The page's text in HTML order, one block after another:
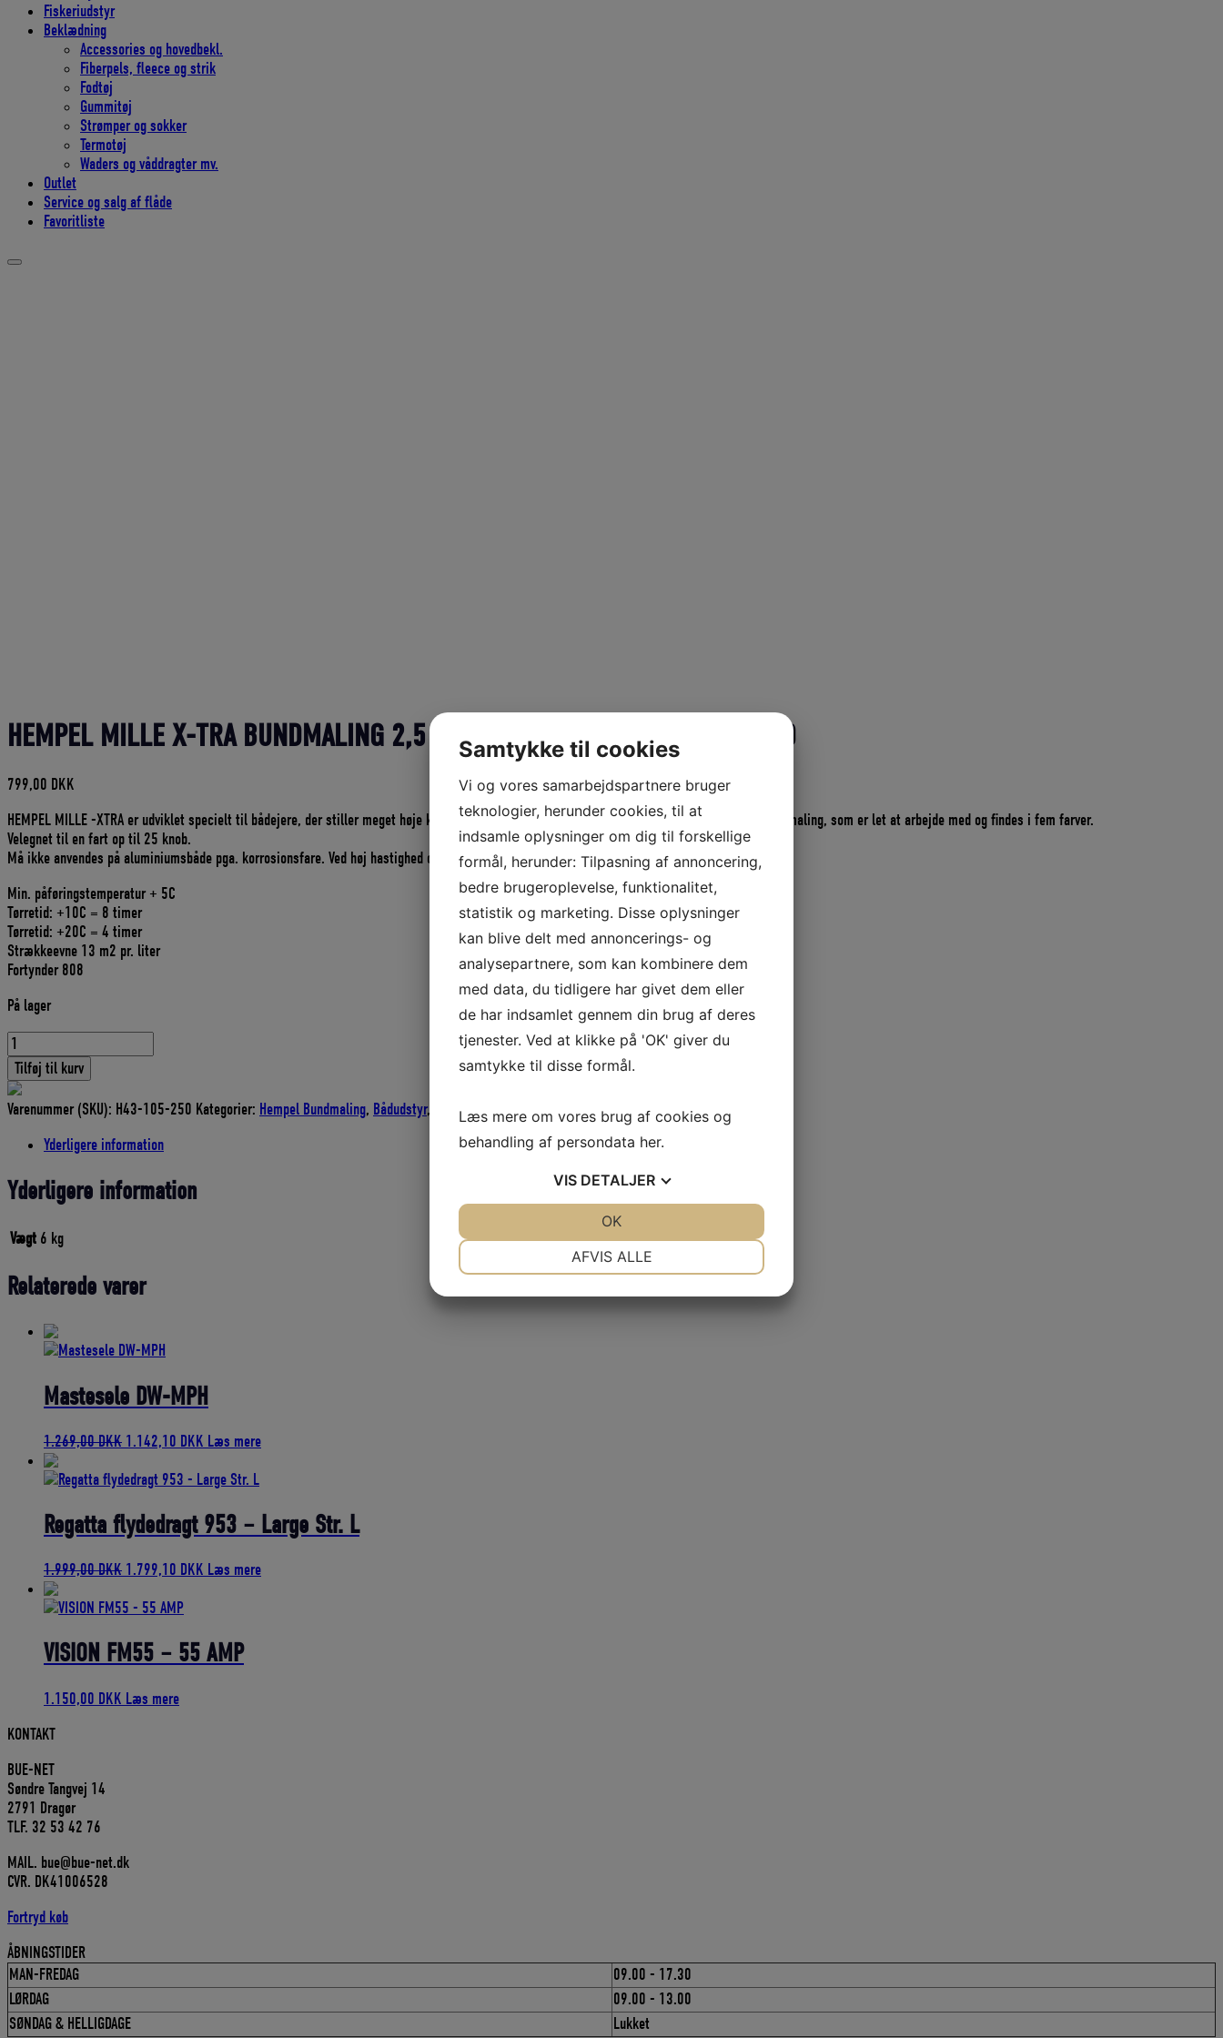
Fiskeriudstyr
Beklædning
Accessories og hovedbekl.
Fiberpels, fleece og strik
Fodtøj
Gummitøj
Strømper og sokker
Termotøj
Waders og våddragter mv.
Outlet
Service og salg af flåde
Favoritliste
HEMPEL MILLE X-TRA BUNDMALING 2,5 LITER TRUE BLUE – 30390 TILBUD
799,00 DKK
HEMPEL MILLE -XTRA er udviklet specielt til bådejere, der stiller meget høje krav til beskyttelse mod begroninger i saltvand. En polerende bundmaling, som er let at arbejde med og findes i fem farver.
Velegnet til en fart op til 25 knob.
Må ikke anvendes på aluminiumsbåde pga. korrosionsfare. Ved høj hastighed og aktivitet bør ekstra lag bundmaling påføres.
Min. påføringstemperatur + 5C
Tørretid: +10C = 8 timer
Tørretid: +20C = 4 timer
Strækkeevne 13 m2 pr. liter
Fortynder 808
På lager
HEMPEL
MILLE
X-
TRA
BUNDMALING
BLUE
30390
TILBUD
Tilføj til kurv
Varenummer (SKU): H43-105-250 Kategorier: Hempel Bundmaling, Bådudstyr, Maling-Hempel,Maling og lak
Yderligere information
Yderligere information
Vægt 6 kg
Relaterede varer
Mastesele DW-MPH
1.269,00DKK Den
pris
1.269,00 DKK.
1.142,10 DKK Den
pris
1.142,10 DKK.
Læs mere
Regatta flydedragt 953 – Large Str. L
1.999,00DKK Den
pris
1.999,00 DKK.
1.799,10 DKK Den
1.799,10 DKK.
Læs mere
VISION FM55 – 55 AMP
1.150,00 DKK Læs mere
KONTAKT
BUE-NET
Søndre Tangvej 14
2791 Dragør
TLF. 32 53 42 76
MAIL. bue@bue-net.dk
CVR. DK41006528
Fortryd køb
ÅBNINGSTIDER
MAN-FREDAG
09.00 - 17.30
LØRDAG
09.00 - 13.00
SØNDAG & HELLIGDAGE
Lukket
Samtykke til cookies
Vi og vores samarbejdspartnere bruger
teknologier, herunder cookies, til at
indsamle oplysninger om dig til forskellige
formål, herunder: Tilpasning af annoncering,
bedre brugeroplevelse, funktionalitet,
statistik og marketing. Disse oplysninger
kan blive delt med annoncerings- og
analysepartnere, som kan kombinere dem
med data, du tidligere har givet dem eller
de har indsamlet gennem din brug af deres
tjenester. Ved at klikke på 'OK' giver du
samtykke til disse formål.
Læs mere om vores brug af cookies og
behandling af persondata her.
VIS DETALJER
AFVIS ALLE
OK